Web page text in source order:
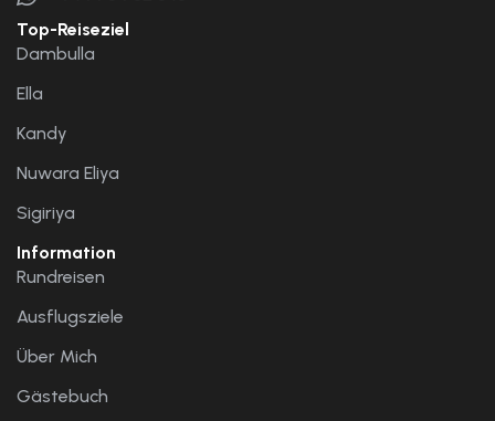
Top-Reiseziel
Dambulla
Ella
Kandy
Nuwara Eliya
Sigiriya
Information
Rundreisen
Ausflugsziele
Über Mich
Gästebuch